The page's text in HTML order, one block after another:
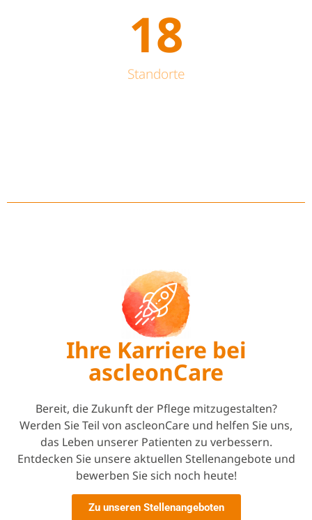
Standorte
18
Ihre Karriere bei
ascleonCare
Bereit, die Zukunft der Pflege mitzugestalten?
Werden Sie Teil von ascleonCare und helfen Sie uns,
das Leben unserer Patienten zu verbessern.
Entdecken Sie unsere aktuellen Stellenangebote und
bewerben Sie sich noch heute!
Zu unseren Stellenangeboten